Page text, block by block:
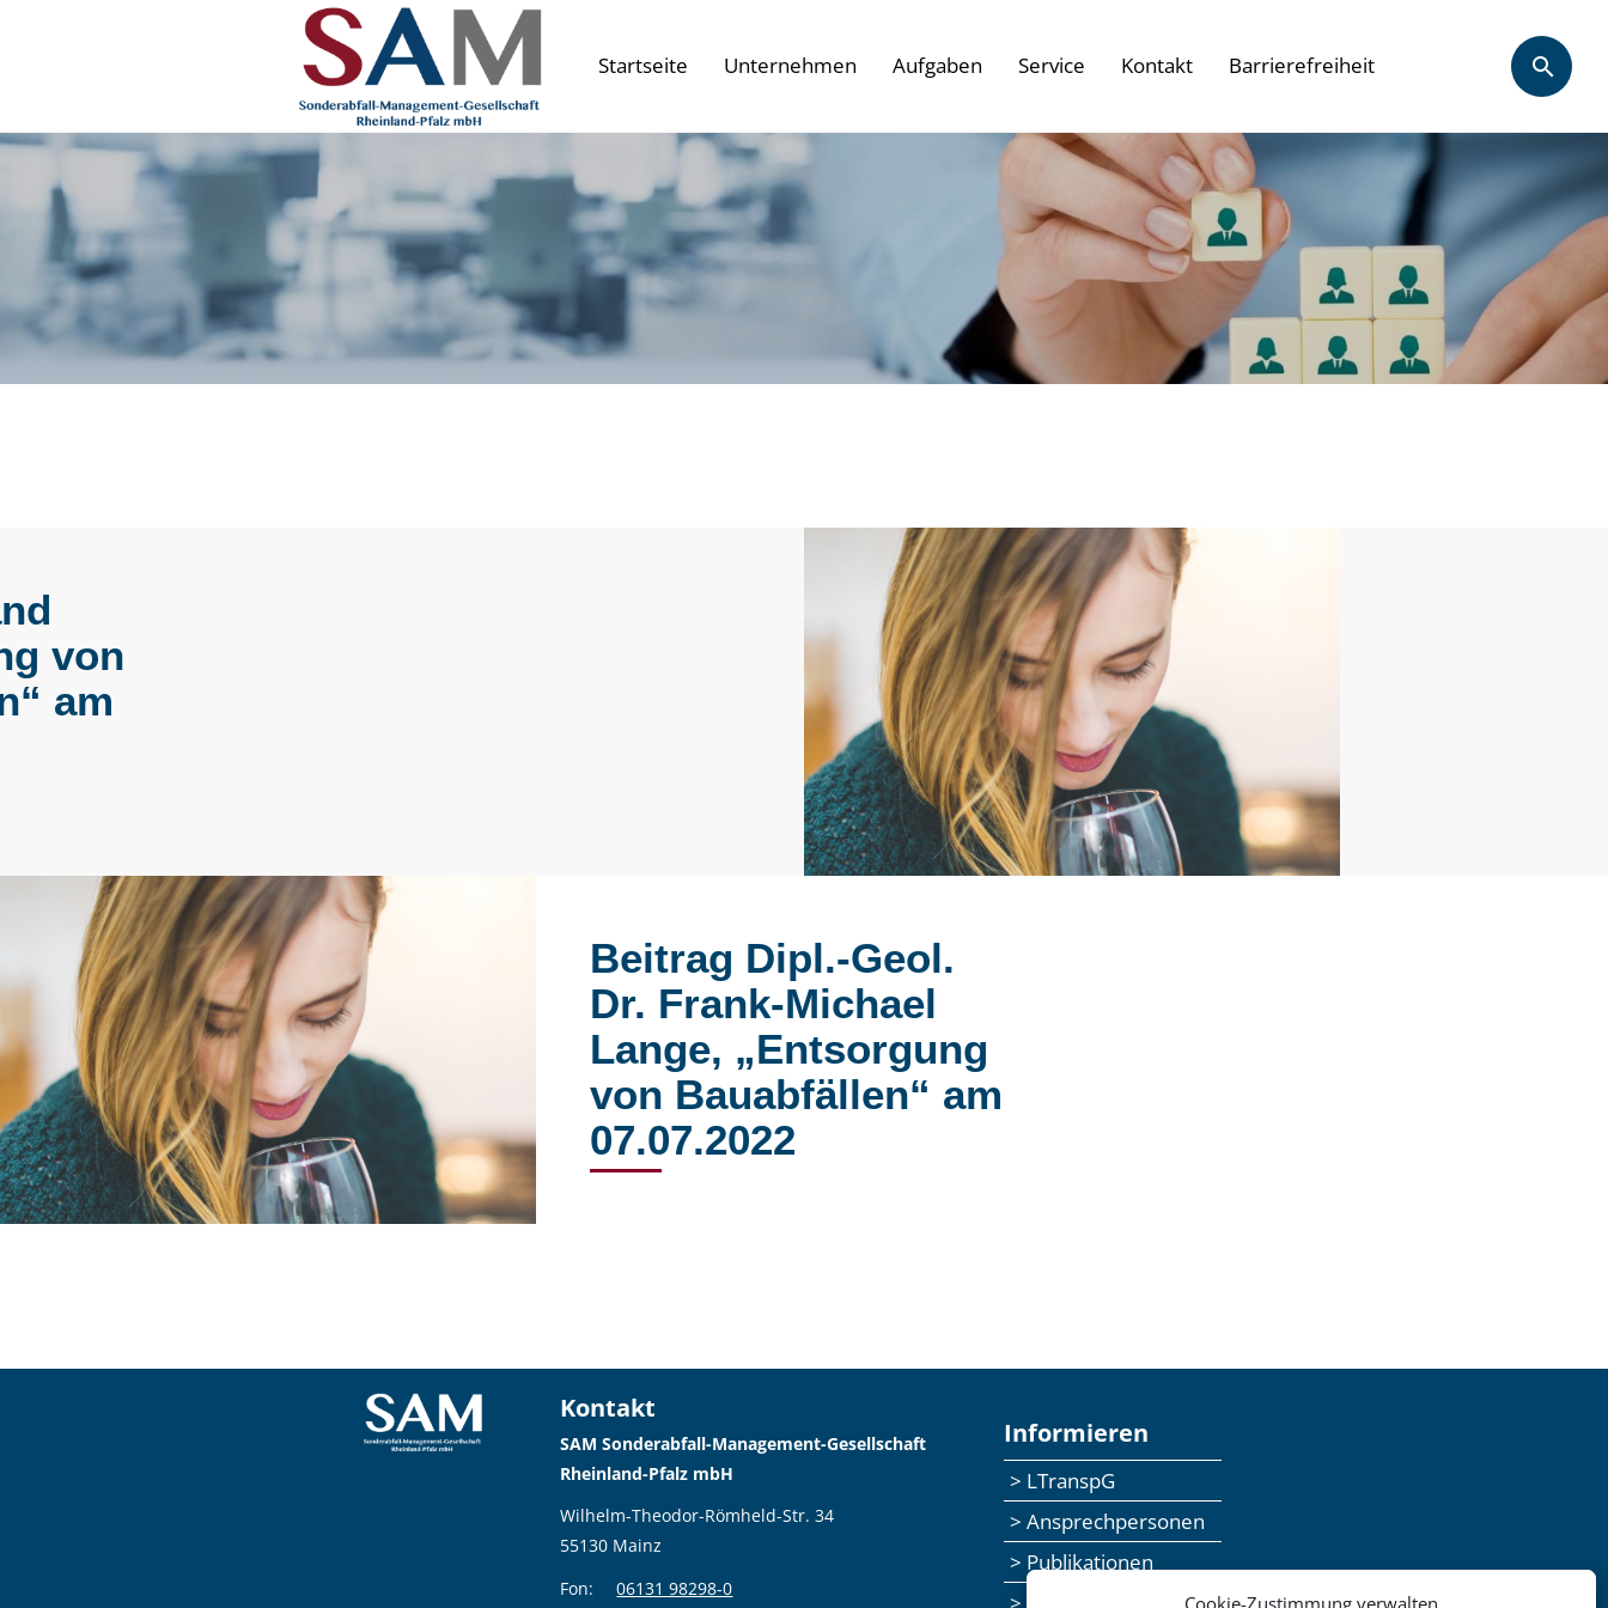
Cookie-Zustimmung verwalten
Startseite Unternehmen Aufgaben Service Kontakt Barrierefreiheit
von
am
Beitrag Dipl.-Geol.
Dr. Frank-Michael
Lange, „Entsorgung
von Bauabfällen“ am
07.07.2022
Kontakt
SAM Sonderabfall-Management-Gesellschaft
Rheinland-Pfalz mbH
Wilhelm-Theodor-Römheld-Str. 34
55130 Mainz
Fon:
06131 98298-0
Informieren
> LTranspG
> Ansprechpersonen
> Publikationen